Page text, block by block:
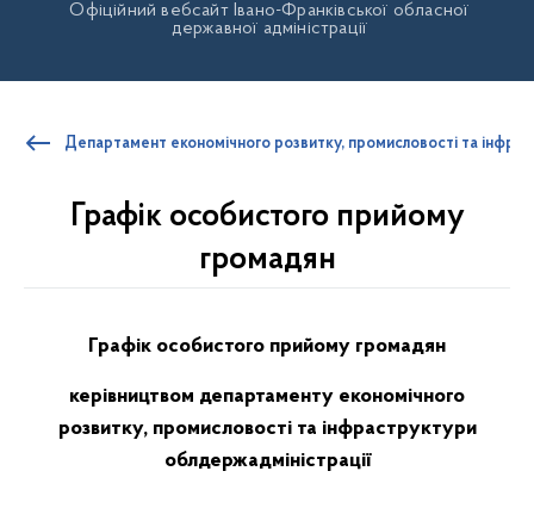
Офіційний вебсайт Івано-Франківської обласної
державної адміністрації
Департамент економічного розвитку, промисловості та
Графік особистого прийому
громадян
Графік особистого прийому громадян
керівництвом департаменту економічного
розвитку, промисловості та інфраструктури
облдержадміністрації